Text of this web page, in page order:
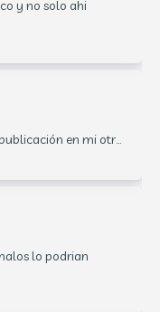
y no solo ahi
en mi otr...
lo podrian